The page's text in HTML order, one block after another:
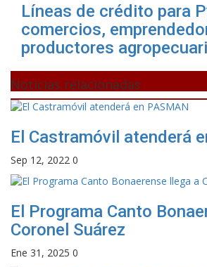
Líneas de crédito para
comercios,
productores
Noticias relacionadas
El Castramóvil atenderá
Sep 12, 2022 0
El Programa Canto
Coronel Suárez
Ene 31, 2025 0